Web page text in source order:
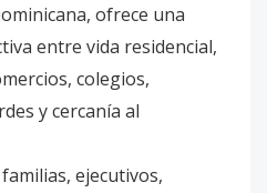
ofrece una
entre vida residencial,
colegios,
y cercanía al
ejecutivos,